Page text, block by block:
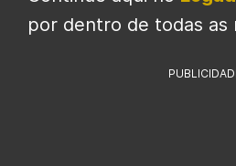
por dentro de todas as